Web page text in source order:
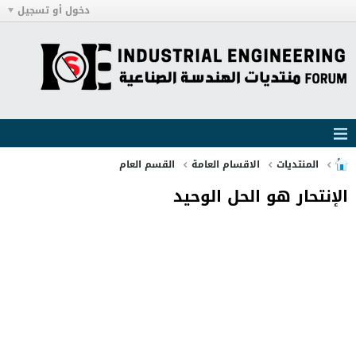
دخول أو تسجيل
المنتديات الاقسام العامة القسم العام
الإنتحار هو الحل الوحيد